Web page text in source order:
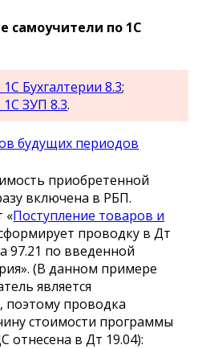
самоучители по 1С
Бухгалтерии 8.3;
ЗУП 8.3.
приобретенной
включена в РБП.
«Поступление товаров и
проводку в Дт
97.21 по введенной
(В данном примере
является
проводка
стоимости программы
отнесена в Дт 19.04):